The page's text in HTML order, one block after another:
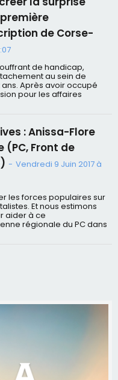
de Corse-
de handicap,
au sein de
Après avoir occupé
pour les affaires
: Anissa-Flore
(PC, Front de
- Vendredi 9 Juin 2017 à
les forces populaires sur
Et nous estimons
aider à ce
régionale du PC dans